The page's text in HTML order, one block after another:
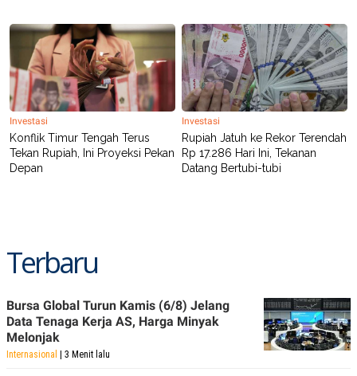
Investasi
Konflik Timur Tengah Terus
Tekan Rupiah, Ini Proyeksi Pekan
Depan
Investasi
Rupiah Jatuh ke Rekor Terendah
Rp 17.286 Hari Ini, Tekanan
Datang Bertubi-tubi
Terbaru
Bursa Global Turun Kamis (6/8) Jelang
Data Tenaga Kerja AS, Harga Minyak
Melonjak
Internasional | 3 Menit lalu